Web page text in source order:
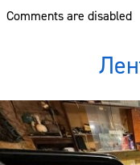
Comments are disabled